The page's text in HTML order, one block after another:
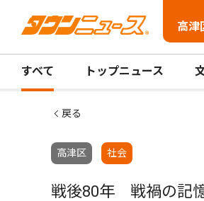
高津
すべて トップニュース
戻る
高津区 社会
戦後80年 戦禍の記